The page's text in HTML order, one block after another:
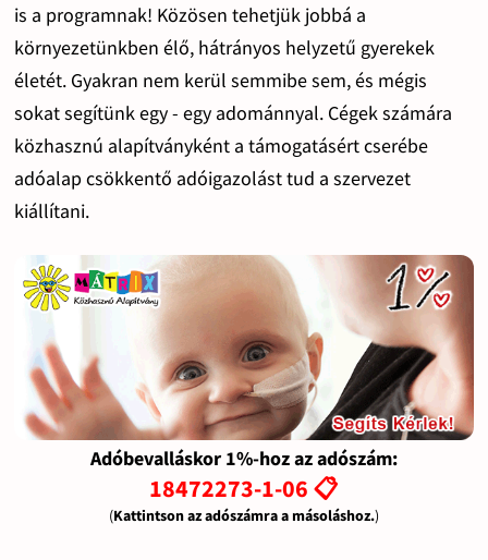
is a programnak! Közösen tehetjük jobbá a
környezetünkben élő, hátrányos helyzetű gyerekek
életét. Gyakran nem kerül semmibe sem, és mégis
sokat segítünk egy - egy adománnyal. Cégek számára
közhasznú alapítványként a támogatásért cserébe
adóalap csökkentő adóigazolást tud a szervezet
kiállítani.
Adóbevalláskor 1%-hoz az adószám:
18472273-1-06 📋
(Kattintson az adószámra a másoláshoz.)